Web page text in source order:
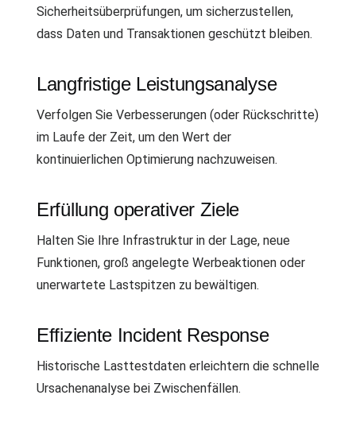
Sicherheitsüberprüfungen, um sicherzustellen,
dass Daten und Transaktionen geschützt bleiben.
Langfristige Leistungsanalyse
Verfolgen Sie Verbesserungen (oder Rückschritte)
im Laufe der Zeit, um den Wert der
kontinuierlichen Optimierung nachzuweisen.
Erfüllung operativer Ziele
Halten Sie Ihre Infrastruktur in der Lage, neue
Funktionen, groß angelegte Werbeaktionen oder
unerwartete Lastspitzen zu bewältigen.
Effiziente Incident Response
Historische Lasttestdaten erleichtern die schnelle
Ursachenanalyse bei Zwischenfällen.